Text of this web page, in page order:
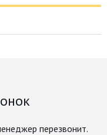
перезвонит.